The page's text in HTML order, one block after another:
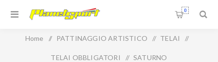
0
Home / PATTINAGGIO ARTISTICO / TELAI /
TELAI OBBLIGATORI / SATURNO